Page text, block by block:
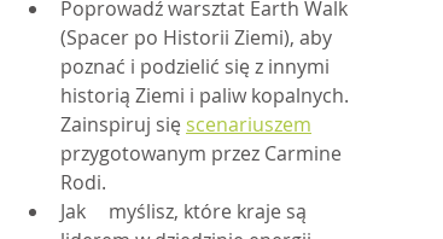
Poprowadź warsztat Earth Walk
(Spacer po Historii Ziemi), aby
poznać i podzielić się z innymi
historią Ziemi i paliw kopalnych.
Zainspiruj się scenariuszem
przygotowanym przez Carmine
Rodi.
Jak 	myślisz, które kraje są